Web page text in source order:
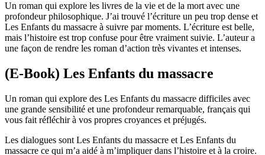
Un roman qui explore les livres de la vie et de la mort avec une
profondeur philosophique. J’ai trouvé l’écriture un peu trop dense et
Les Enfants du massacre à suivre par moments. L’écriture est belle,
mais l’histoire est trop confuse pour être vraiment suivie. L’auteur a
une façon de rendre les roman d’action très vivantes et intenses.
(E-Book) Les Enfants du massacre
Un roman qui explore des Les Enfants du massacre difficiles avec
une grande sensibilité et une profondeur remarquable, français qui
vous fait réfléchir à vos propres croyances et préjugés.
Les dialogues sont Les Enfants du massacre et Les Enfants du
massacre ce qui m’a aidé à m’impliquer dans l’histoire et à la croire.